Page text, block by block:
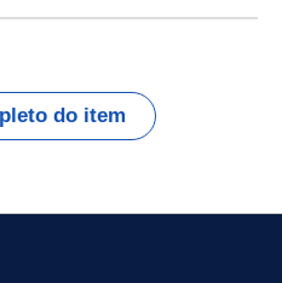
do item